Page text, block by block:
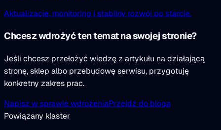
Aktualizacje, monitoring i stabilny rozwój po starcie.
Chcesz wdrożyć ten temat na swojej stronie?
Jeśli chcesz przełożyć wiedzę z artykułu na działającą
stronę, sklep albo przebudowę serwisu, przygotuję
konkretny zakres prac.
Napisz w sprawie wdrożeniaPrzejdź do bloga
Powiązany klaster